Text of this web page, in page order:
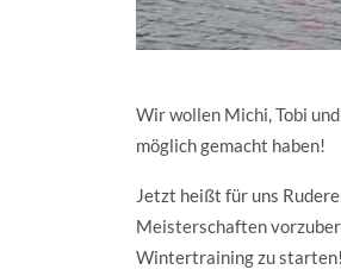
Wir wollen Michi, Tobi
möglich gemacht haben!
Jetzt heißt für uns
Meisterschaften
Wintertraining zu starten!